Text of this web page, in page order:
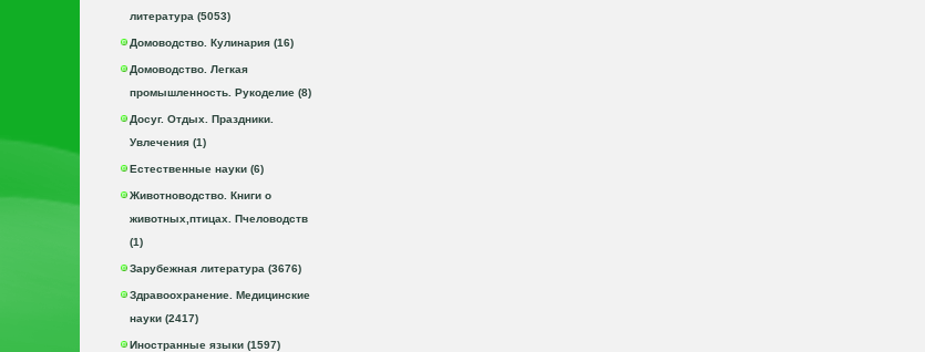
литература (5053)
Домоводство. Кулинария (16)
Домоводство. Легкая
промышленность. Рукоделие (8)
Досуг. Отдых. Праздники.
Увлечения (1)
Естественные науки (6)
Животноводство. Книги о
животных,птицах. Пчеловодств
(1)
Зарубежная литература (3676)
Здравоохранение. Медицинские
науки (2417)
Иностранные языки (1597)